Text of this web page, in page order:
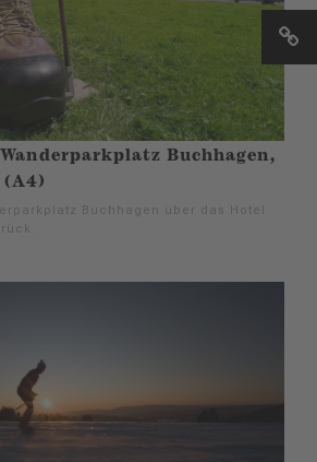
Buchhagen,
(A4)
Buchhagen über das Hotel